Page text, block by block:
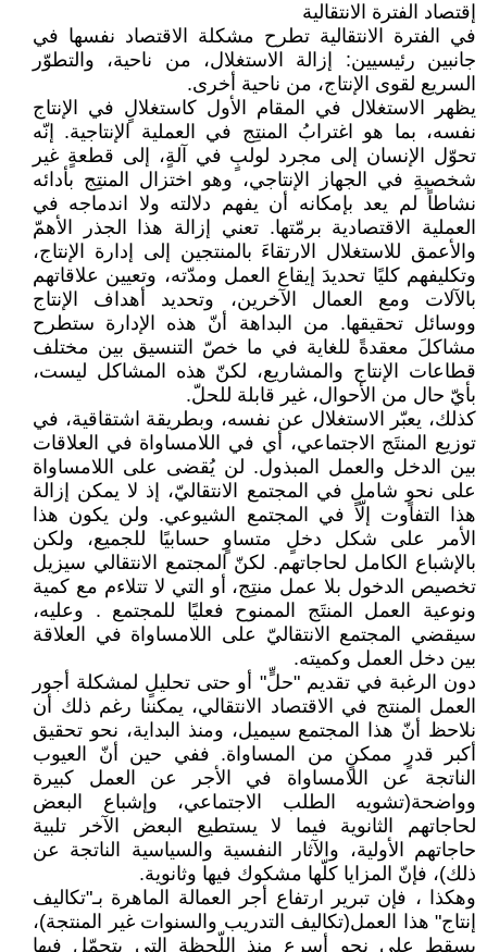
إقتصاد الفترة الانتقالية
في الفترة الانتقالية تطرح مشكلة الاقتصاد نفسها في
جانبين رئيسيين: إزالة الاستغلال، من ناحية، والتطوّر
‏السريع لقوى الإنتاج، من ناحية أخرى‎.‎
يظهر الاستغلال في المقام الأول كاستغلالٍ في الإنتاج
نفسه، بما هو اغترابُ المنتِج في العملية ‏الإنتاجية. إنّه
تحوّل الإنسان إلى مجرد لولبٍ في آلةٍ، إلى قطعةٍ غير
شخصيةِ في الجهاز الإنتاجي، وهو ‏اختزال المنتِج بأدائه
نشاطاً لم يعد بإمكانه أن يفهم دلالته ولا اندماجه في
العملية الاقتصادية برمّتها. تعني ‏إزالة هذا الجذر الأهمّ
والأعمق للاستغلال الارتقاءَ بالمنتجين إلى إدارة الإنتاج،
وتكليفهم كليًا تحديدَ إيقاع ‏العمل ومدّته، وتعيين علاقاتهم
بالآلات ومع العمال الآخرين، وتحديد أهداف الإنتاج
ووسائل تحقيقها. من ‏البداهة أنّ هذه الإدارة ستطرح
مشاكلَ معقدةً للغاية في ما خصّ التنسيق بين مختلف
قطاعات الإنتاج ‏والمشاريع، لكنّ هذه المشاكل ليست،
بأيّ حال من الأحوال، غير قابلة للحلّ‎.‎
كذلك، يعبّر الاستغلال عن نفسه، وبطريقة اشتقاقية، في
توزيع المنتَج الاجتماعي، أي في اللامساواة في ‏العلاقات
بين الدخل والعمل المبذول. لن يُقضى على اللامساواة
على نحوٍ شاملٍ في المجتمع الانتقاليّ، إذ ‏لا يمكن إزالة
هذا التفاوت إلّا في المجتمع الشيوعي. ولن يكون هذا
الأمر على شكل دخلٍ متساوٍ حسابيًا ‏للجميع، ولكن
بالإشباع الكامل لحاجاتهم. لكنّ المجتمع الانتقالي سيزيل
تخصيص الدخول بلا عمل ‏منتِج، أو التي لا تتلاءم مع كمية
ونوعية العمل المنتَج الممنوح فعليًا للمجتمع . وعليه،
سيقضي ‏المجتمع الانتقاليّ على اللامساواة في العلاقة
بين دخل العمل وكميته‎.‎
دون الرغبة في تقديم "حلٍّ" أو حتى تحليلٍ لمشكلة أجور
العمل المنتج في الاقتصاد الانتقالي، يمكننا رغم ‏ذلك أن
نلاحظ أنّ هذا المجتمع سيميل، ومنذ البداية، نحو تحقيق
أكبر قدرٍ ممكنٍ من المساواة. ففي حين ‏أنّ العيوب
الناتجة عن اللامساواة في الأجر عن العمل كبيرة
وواضحة(تشويه الطلب الاجتماعي، وإشباع ‏البعض
لحاجاتهم الثانوية فيما لا يستطيع البعض الآخر تلبية
حاجاتهم الأولية، والآثار النفسية والسياسية ‏الناتجة عن
ذلك)، فإنّ المزايا كلّها مشكوك فيها وثانوية‎.‎
وهكذا ، فإن تبرير ارتفاع أجر العمالة الماهرة بـ"تكاليف
إنتاج" هذا العمل(تكاليف التدريب والسنوات غير ‏المنتجة)،
يسقط على نحوٍ أسرع منذ اللّحظة التي يتحمّل فيها